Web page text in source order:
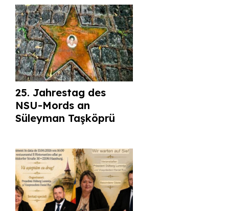
25. Jahrestag des
NSU-Mords an
Süleyman Taşköprü